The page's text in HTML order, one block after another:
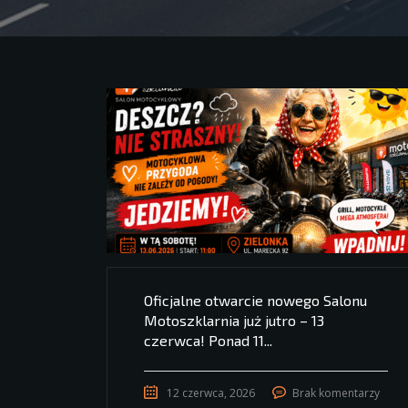
Oficjalne otwarcie nowego Salonu
Motoszklarnia już jutro – 13
czerwca! Ponad 11...
12 czerwca, 2026 Brak komentarzy